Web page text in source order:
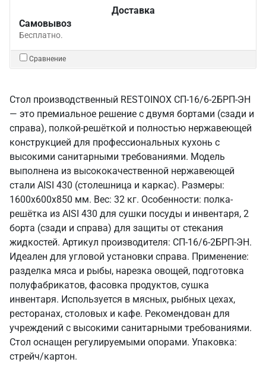
Доставка
Самовывоз
Бесплатно.
Сравнение
Стол производственный RESTOINOX СП-16/6-2БРП-ЭН
— это премиальное решение с двумя бортами (сзади и
справа), полкой-решёткой и полностью нержавеющей
конструкцией для профессиональных кухонь с
высокими санитарными требованиями. Модель
выполнена из высококачественной нержавеющей
стали AISI 430 (столешница и каркас). Размеры:
1600x600x850 мм. Вес: 32 кг. Особенности: полка-
решётка из AISI 430 для сушки посуды и инвентаря, 2
борта (сзади и справа) для защиты от стекания
жидкостей. Артикул производителя: СП-16/6-2БРП-ЭН.
Идеален для угловой установки справа. Применение:
разделка мяса и рыбы, нарезка овощей, подготовка
полуфабрикатов, фасовка продуктов, сушка
инвентаря. Используется в мясных, рыбных цехах,
ресторанах, столовых и кафе. Рекомендован для
учреждений с высокими санитарными требованиями.
Стол оснащен регулируемыми опорами. Упаковка:
стрейч/картон.